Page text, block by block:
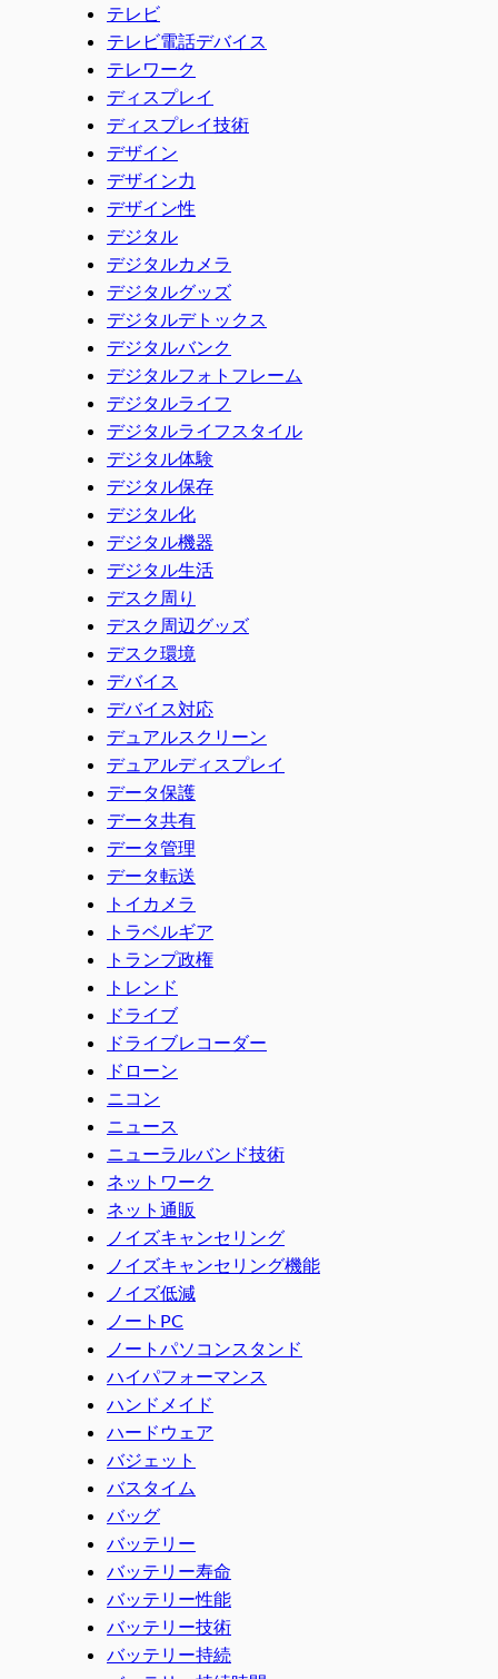
テレビ
テレビ電話デバイス
テレワーク
ディスプレイ
ディスプレイ技術
デザイン
デザイン力
デザイン性
デジタル
デジタルカメラ
デジタルグッズ
デジタルデトックス
デジタルバンク
デジタルフォトフレーム
デジタルライフ
デジタルライフスタイル
デジタル体験
デジタル保存
デジタル化
デジタル機器
デジタル生活
デスク周り
デスク周辺グッズ
デスク環境
デバイス
デバイス対応
デュアルスクリーン
デュアルディスプレイ
データ保護
データ共有
データ管理
データ転送
トイカメラ
トラベルギア
トランプ政権
トレンド
ドライブ
ドライブレコーダー
ドローン
ニコン
ニュース
ニューラルバンド技術
ネットワーク
ネット通販
ノイズキャンセリング
ノイズキャンセリング機能
ノイズ低減
ノートPC
ノートパソコンスタンド
ハイパフォーマンス
ハンドメイド
ハードウェア
バジェット
バスタイム
バッグ
バッテリー
バッテリー寿命
バッテリー性能
バッテリー技術
バッテリー持続